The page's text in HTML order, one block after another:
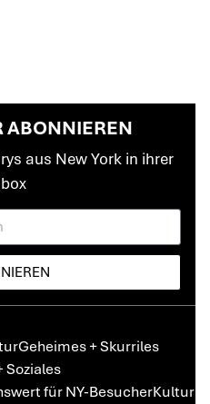
ABONNIEREN
aus New York in ihrer
Geheimes + Skurriles
Soziales
für NY-BesucherKultur